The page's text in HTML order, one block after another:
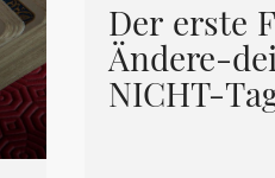
Der erste
Ändere-
NICHT-